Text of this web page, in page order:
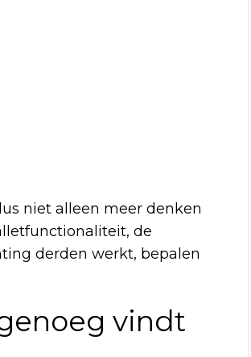
niet alleen meer denken
de
derden werkt, bepalen
vindt